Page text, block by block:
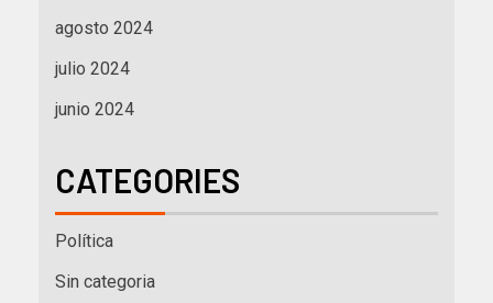
agosto 2024
julio 2024
junio 2024
CATEGORIES
Política
Sin categoria